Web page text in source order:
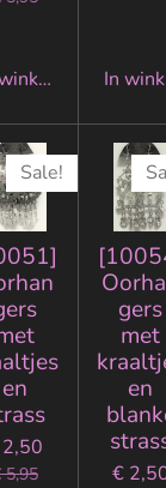
In
Sale!
en
5,95
gers
met
en
€